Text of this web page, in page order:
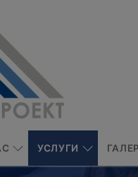
УСЛУГИ